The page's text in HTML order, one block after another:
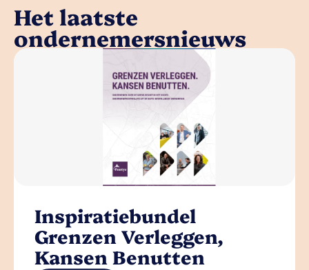
Het laatste
ondernemersnieuws
Inspiratiebundel
Grenzen Verleggen,
Kansen Benutten